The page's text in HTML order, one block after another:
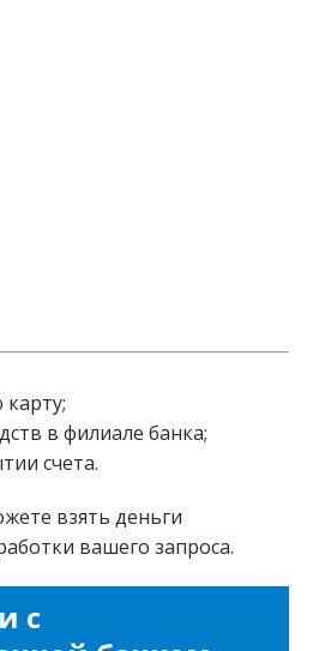
в филиале банка;
счета.
взять деньги
вашего запроса.
с